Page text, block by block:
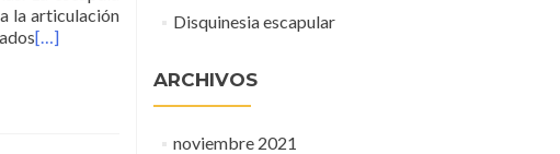
la articulación
[…]
Disquinesia escapular
ARCHIVOS
noviembre 2021